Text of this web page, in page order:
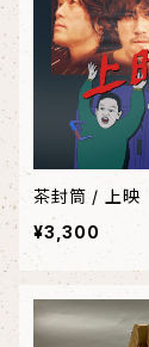
茶封筒 / 上映
¥3,300